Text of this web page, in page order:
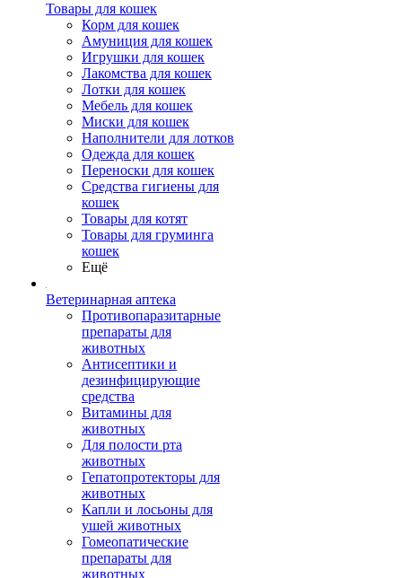
Товары для кошек
Корм для кошек
Амуниция для кошек
Игрушки для кошек
Лакомства для кошек
Лотки для кошек
Мебель для кошек
Миски для кошек
Наполнители для лотков
Одежда для кошек
Переноски для кошек
Средства гигиены для
кошек
Товары для котят
Товары для груминга
кошек
Ещё
Ветеринарная аптека
Противопаразитарные
препараты для
животных
Антисептики и
дезинфицирующие
средства
Витамины для
животных
Для полости рта
животных
Гепатопротекторы для
животных
Капли и лосьоны для
ушей животных
Гомеопатические
препараты для
животных